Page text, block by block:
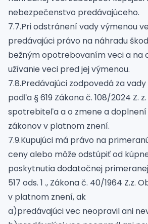
nebezpečenstvo predávajúceho.
7.7.Pri odstránení vady výmenou
predávajúci právo na náhradu
bežným opotrebovaním veci a na
užívanie veci pred jej výmenou.
7.8.Predávajúci zodpovedá za
podľa § 619 Zákona č. 108/2024 Z.
spotrebiteľa a o zmene a
zákonov v platnom znení.
7.9.Kupujúci má právo na
ceny alebo môže odstúpiť od
poskytnutia dodatočnej
517 ods. 1 ., Zákona č. 40/1964 Z.z.
v platnom znení, ak
a)predávajúci vec neopravil ani